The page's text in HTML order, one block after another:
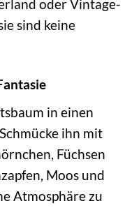
oder Vintage-
sind keine
in einen
ihn mit
Füchsen
Moos und
Atmosphäre zu